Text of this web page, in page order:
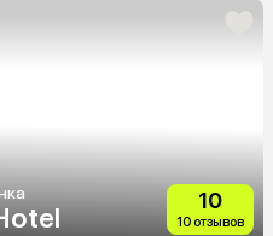
10
10 отзывов